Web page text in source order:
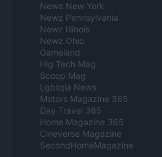
Newz New York
Newz Pennsylvania
Newz Illinois
Newz Ohio
Gameland
Hig Tech Mag
Scoop Mag
Lgbtqia News
Motors Magazine 365
Day Travel 365
Home Magazine 365
Cineverse Magazine
SecondHomeMagazine